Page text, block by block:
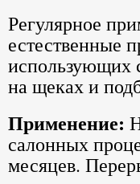
Регулярное
естественные
использующих
на щеках и
Применение:
салонных
месяцев.